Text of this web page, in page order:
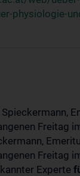
physiologie-
Spieckermann,
Freitag
Freitag
Experte